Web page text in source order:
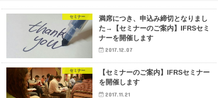
セミナー
満席につき、申込み締切となりまし
た→【セミナーのご案内】IFRSセミ
ナーを開催します
2017.12.07
セミナー
【セミナーのご案内】IFRSセミナー
を開催します
2017.11.21